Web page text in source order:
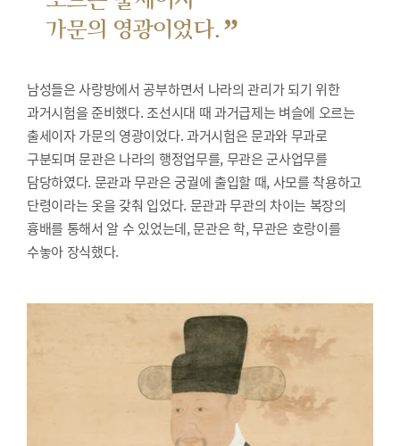
가문의 영광이었다. ”
남성들은 사랑방에서 공부하면서 나라의 관리가 되기 위한
과거시험을 준비했다.조선시대 때 과거급제는 벼슬에 오르는
출세이자 가문의 영광이었다. 과거시험은 문과와 무과로
구분되며 문관은 나라의 행정업무를, 무관은 군사업무를
담당하였다. 문관과 무관은 궁궐에 출입할 때, 사모를 착용하고
단령이라는 옷을 갖춰 입었다. 문관과 무관의 차이는 복장의
흉배를 통해서 알 수 있었는데, 문관은 학, 무관은 호랑이를
수놓아 장식했다.